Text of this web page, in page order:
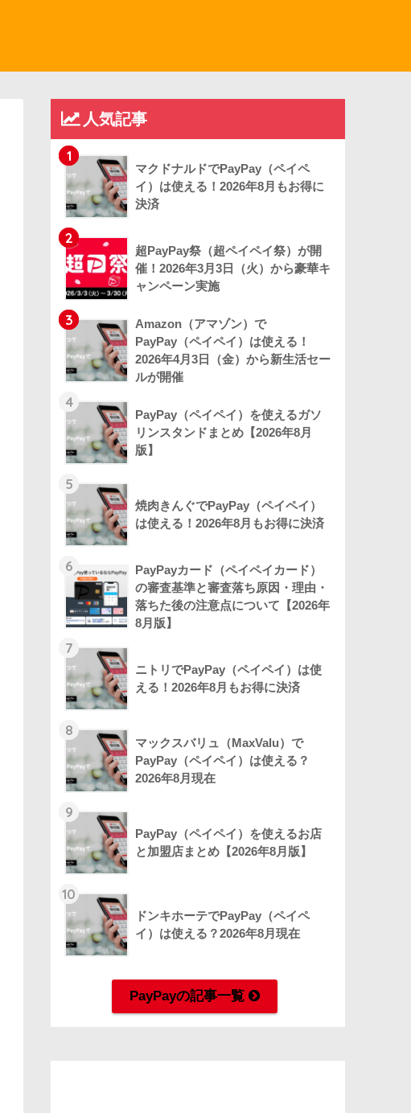
人気記事
1
マクドナルドでPayPay（ペイペ
イ）は使える！2026年8月もお得に
決済
2
超PayPay祭（超ペイペイ祭）が開
催！2026年3月3日（火）から豪華キ
ャンペーン実施
3
Amazon（アマゾン）で
PayPay（ペイペイ）は使える！
2026年4月3日（金）から新生活セー
ルが開催
4
PayPay（ペイペイ）を使えるガソ
リンスタンドまとめ【2026年8月
版】
5
焼肉きんぐでPayPay（ペイペイ）
は使える！2026年8月もお得に決済
6
PayPayカード（ペイペイカード）
の審査基準と審査落ち原因・理由・
落ちた後の注意点について【2026年
8月版】
7
ニトリでPayPay（ペイペイ）は使
える！2026年8月もお得に決済
8
マックスバリュ（MaxValu）で
PayPay（ペイペイ）は使える？
2026年8月現在
9
PayPay（ペイペイ）を使えるお店
と加盟店まとめ【2026年8月版】
10
ドンキホーテでPayPay（ペイペ
イ）は使える？2026年8月現在
PayPayの記事一覧